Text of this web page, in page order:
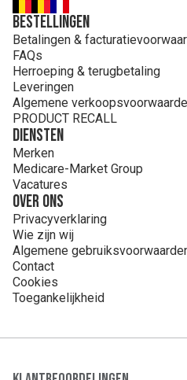
Bestellingen
Betalingen &
FAQs
Herroeping & terugbetaling
Leveringen
Algemene
PRODUCT RECALL
Diensten
Merken
Medicare-Market Group
Vacatures
Over ons
Privacyverklaring
Wie zijn wij
Algemene
Contact
Cookies
Toegankelijkheid